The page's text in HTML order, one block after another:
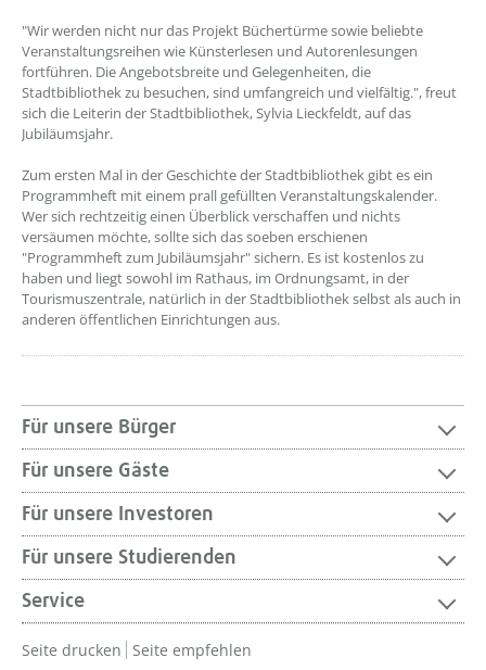
"Wir werden nicht nur das Projekt Büchertürme sowie beliebte
Veranstaltungsreihen wie Künsterlesen und Autorenlesungen
fortführen. Die Angebotsbreite und Gelegenheiten, die
Stadtbibliothek zu besuchen, sind umfangreich und vielfältig.", freut
sich die Leiterin der Stadtbibliothek, Sylvia Lieckfeldt, auf das
Jubiläumsjahr.
Zum ersten Mal in der Geschichte der Stadtbibliothek gibt es ein
Programmheft mit einem prall gefüllten Veranstaltungskalender.
Wer sich rechtzeitig einen Überblick verschaffen und nichts
versäumen möchte, sollte sich das soeben erschienen
"Programmheft zum Jubiläumsjahr" sichern. Es ist kostenlos zu
haben und liegt sowohl im Rathaus, im Ordnungsamt, in der
Tourismuszentrale, natürlich in der Stadtbibliothek selbst als auch in
anderen öffentlichen Einrichtungen aus.
Für unsere Bürger
Für unsere Gäste
Für unsere Investoren
Für unsere Studierenden
Service
Seite drucken Seite empfehlen